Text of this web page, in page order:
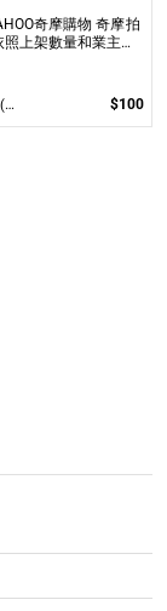
奇摩購物 奇摩拍
上架數量和業主討
) $100